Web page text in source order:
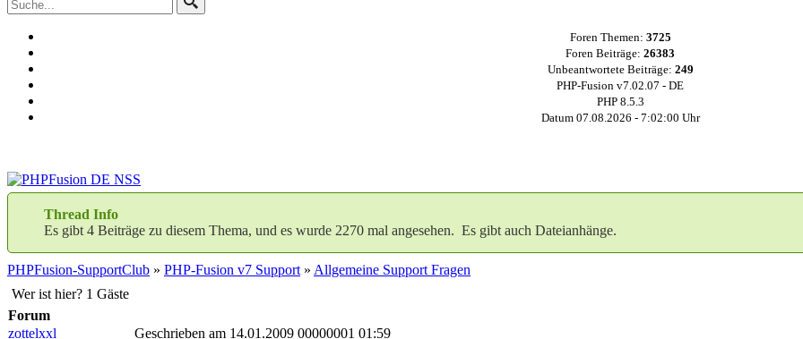
Foren Themen: 3725
Foren Beiträge: 26383
Unbeantwortete Beiträge: 249
PHP-Fusion v7.02.07 - DE
PHP 8.5.3
Datum 07.08.2026 - 7:02:01 Uhr
Thread Info
Es gibt 4 Beiträge zu diesem Thema, und es wurde 2270 mal angesehen. Es gibt auch Dateianhänge.
PHPFusion-SupportClub » PHP-Fusion v7 Support » Allgemeine Support Fragen
Wer ist hier? 1 Gäste
Forum
zottelxxl
Geschrieben am 14.01.2009 00000001 01:59